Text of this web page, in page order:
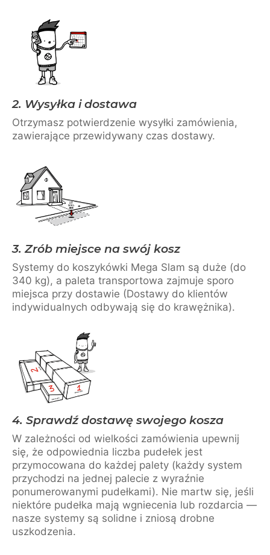
2. Wysyłka i dostawa
Otrzymasz potwierdzenie wysyłki zamówienia,
zawierające przewidywany czas dostawy.
3. Zrób miejsce na swój kosz
Systemy do koszykówki Mega Slam są duże (do
340 kg), a paleta transportowa zajmuje sporo
miejsca przy dostawie (Dostawy do klientów
indywidualnych odbywają się do krawężnika).
4. Sprawdź dostawę swojego kosza
W zależności od wielkości zamówienia upewnij
się, że odpowiednia liczba pudełek jest
przymocowana do każdej palety (każdy system
przychodzi na jednej palecie z wyraźnie
ponumerowanymi pudełkami). Nie martw się, jeśli
niektóre pudełka mają wgniecenia lub rozdarcia —
nasze systemy są solidne i zniosą drobne
uszkodzenia.